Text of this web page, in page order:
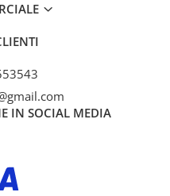
IN SOCIAL MEDIA